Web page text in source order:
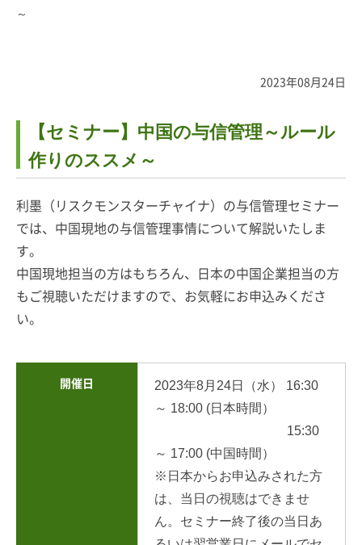
～
2023年08月24日
【セミナー】中国の与信管理～ルール
作りのススメ～
利墨（リスクモンスターチャイナ）の与信管理セミナー
では、中国現地の与信管理事情について解説いたしま
す。
中国現地担当の方はもちろん、日本の中国企業担当の方
もご視聴いただけますので、お気軽にお申込みくださ
い。
開催日
2023年8月24日（水） 16:30
～ 18:00 (日本時間）
15:30
～ 17:00 (中国時間）
※日本からお申込みされた方
は、当日の視聴はできませ
ん。セミナー終了後の当日あ